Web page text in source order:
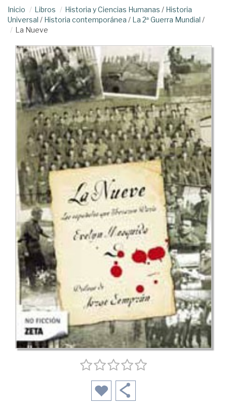
Inicio Libros Historia y Ciencias Humanas / Historia
Universal / Historia contemporánea / La 2ª Guerra Mundial /
La Nueve